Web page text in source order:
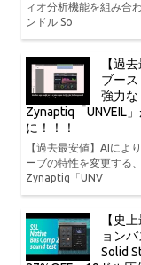
ィオ分析機能を組み合
ンドル So
【過
ブース
強力
Zynaptiq「UNVEIL
に！！！
【過去最安値】AIによ
ーブの特性を変更する
Zynaptiq「UNV
【史
ョン
Solid